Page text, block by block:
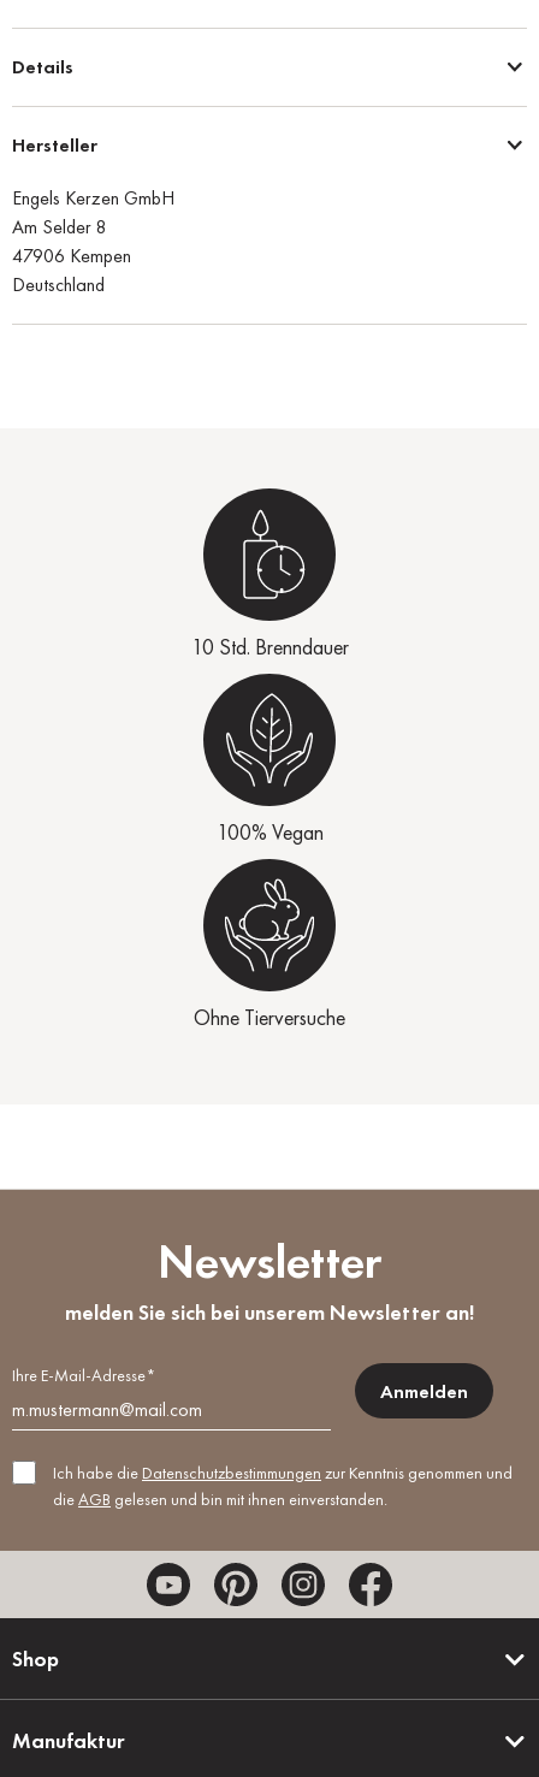
Details
Hersteller
Engels Kerzen GmbH
Am Selder 8
47906 Kempen
Deutschland
10 Std. Brenndauer
100% Vegan
Ohne Tierversuche
Newsletter
melden Sie sich bei unserem Newsletter an!
Ihre E-Mail-Adresse*
Anmelden
Ich habe die Datenschutzbestimmungen zur Kenntnis genommen und
dieAGB gelesen und bin mit ihnen einverstanden.
Shop
Manufaktur